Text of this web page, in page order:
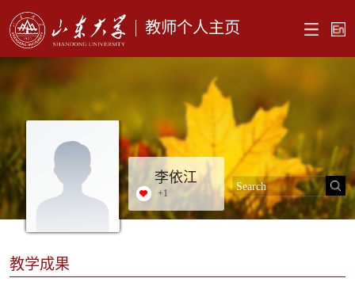
教师个人主页
李依江
+1
教学成果